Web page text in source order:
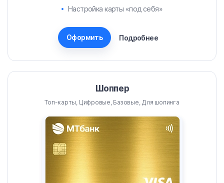
Настройка карты «под себя»
Оформить Подробнее
Шоппер
Топ-карты, Цифровые, Базовые, Для шопинга